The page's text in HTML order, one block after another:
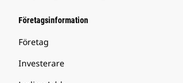
Företagsinformation
Företag
Investerare